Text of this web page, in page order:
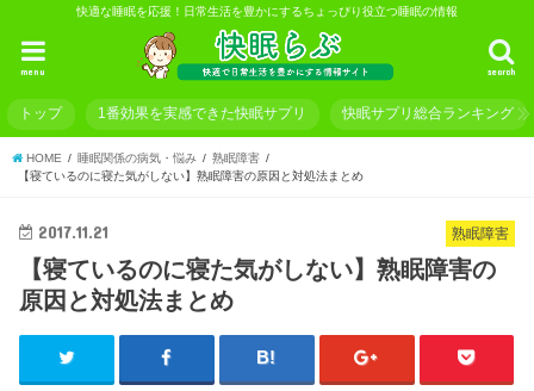
快適な睡眠を応援！日常生活を豊かにするちょっぴり役立つ睡眠の情報
search
menu
トップ 1番効果を実感できた快眠サプリ 快眠サプリ総合ランキング
HOME 睡眠関係の病気・悩み
熟眠障害
【寝ているのに寝た気がしない】熟眠障害の原因と対処法まとめ
熟眠障害
2017.11.21
【寝ているのに寝た気がしない】熟眠障害の
原因と対処法まとめ